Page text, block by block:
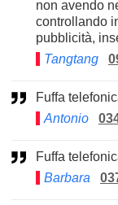
non avendo
controllando
pubblicità,
Tangtang
Fuffa
Antonio
Fuffa
Barbara